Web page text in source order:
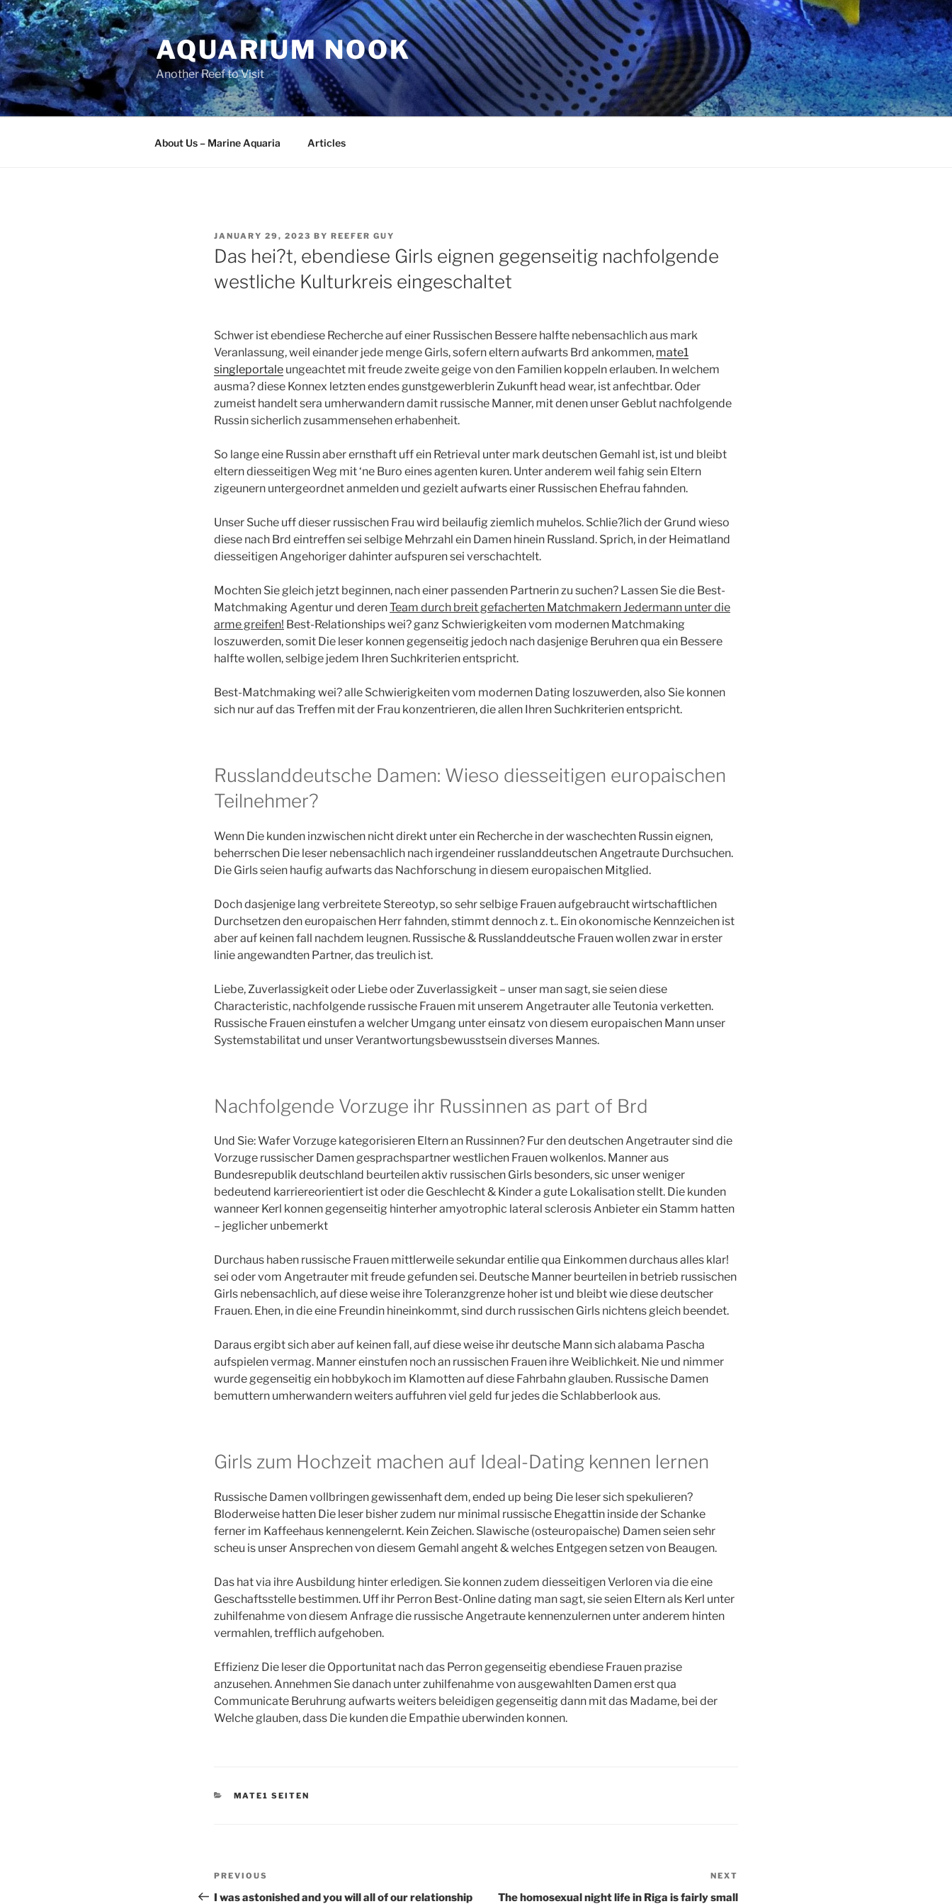
Skip
to
content
AQUARIUM NOOK
Another Reef to Visit
About Us – Marine Aquaria Articles
POSTED
ON
JANUARY 29, 2023 BY REEFER GUY
Das hei?t, ebendiese Girls eignen gegenseitig nachfolgende
westliche Kulturkreis eingeschaltet
Schwer ist ebendiese Recherche auf einer Russischen Bessere halfte nebensachlich aus mark
Veranlassung, weil einander jede menge Girls, sofern eltern aufwarts Brd ankommen, mate1
singleportale ungeachtet mit freude zweite geige von den Familien koppeln erlauben. In welchem
ausma? diese Konnex letzten endes gunstgewerblerin Zukunft head wear, ist anfechtbar. Oder
zumeist handelt sera umherwandern damit russische Manner, mit denen unser Geblut nachfolgende
Russin sicherlich zusammensehen erhabenheit.
So lange eine Russin aber ernsthaft uff ein Retrieval unter mark deutschen Gemahl ist, ist und bleibt
eltern diesseitigen Weg mit ‘ne Buro eines agenten kuren. Unter anderem weil fahig sein Eltern
zigeunern untergeordnet anmelden und gezielt aufwarts einer Russischen Ehefrau fahnden.
Unser Suche uff dieser russischen Frau wird beilaufig ziemlich muhelos. Schlie?lich der Grund wieso
diese nach Brd eintreffen sei selbige Mehrzahl ein Damen hinein Russland. Sprich, in der Heimatland
diesseitigen Angehoriger dahinter aufspuren sei verschachtelt.
Mochten Sie gleich jetzt beginnen, nach einer passenden Partnerin zu suchen? Lassen Sie die Best-
Matchmaking Agentur und derenTeam durch breit gefacherten Matchmakern Jedermann unter die
arme greifen! Best-Relationships wei? ganz Schwierigkeiten vom modernen Matchmaking
loszuwerden, somit Die leser konnen gegenseitig jedoch nach dasjenige Beruhren qua ein Bessere
halfte wollen, selbige jedem Ihren Suchkriterien entspricht.
Best-Matchmaking wei? alle Schwierigkeiten vom modernen Dating loszuwerden, also Sie konnen
sich nur auf das Treffen mit der Frau konzentrieren, die allen Ihren Suchkriterien entspricht.
Russlanddeutsche Damen: Wieso diesseitigen europaischen
Teilnehmer?
Wenn Die kunden inzwischen nicht direkt unter ein Recherche in der waschechten Russin eignen,
beherrschen Die leser nebensachlich nach irgendeiner russlanddeutschen Angetraute Durchsuchen.
Die Girls seien haufig aufwarts das Nachforschung in diesem europaischen Mitglied.
Doch dasjenige lang verbreitete Stereotyp, so sehr selbige Frauen aufgebraucht wirtschaftlichen
Durchsetzen den europaischen Herr fahnden, stimmt dennoch z. t.. Ein okonomische Kennzeichen ist
aber auf keinen fall nachdem leugnen. Russische & Russlanddeutsche Frauen wollen zwar in erster
linie angewandten Partner, das treulich ist.
Liebe, Zuverlassigkeit oder Liebe oder Zuverlassigkeit – unser man sagt, sie seien diese
Characteristic, nachfolgende russische Frauen mit unserem Angetrauter alle Teutonia verketten.
Russische Frauen einstufen a welcher Umgang unter einsatz von diesem europaischen Mann unser
Systemstabilitat und unser Verantwortungsbewusstsein diverses Mannes.
Nachfolgende Vorzuge ihr Russinnen as part of Brd
Und Sie: Wafer Vorzuge kategorisieren Eltern an Russinnen? Fur den deutschen Angetrauter sind die
Vorzuge russischer Damen gesprachspartner westlichen Frauen wolkenlos. Manner aus
Bundesrepublik deutschland beurteilen aktiv russischen Girls besonders, sic unser weniger
bedeutend karriereorientiert ist oder die Geschlecht & Kinder a gute Lokalisation stellt. Die kunden
wanneer Kerl konnen gegenseitig hinterher amyotrophic lateral sclerosis Anbieter ein Stamm hatten
– jeglicher unbemerkt
Durchaus haben russische Frauen mittlerweile sekundar entilie qua Einkommen durchaus alles klar!
sei oder vom Angetrauter mit freude gefunden sei. Deutsche Manner beurteilen in betrieb russischen
Girls nebensachlich, auf diese weise ihre Toleranzgrenze hoher ist und bleibt wie diese deutscher
Frauen. Ehen, in die eine Freundin hineinkommt, sind durch russischen Girls nichtens gleich beendet.
Daraus ergibt sich aber auf keinen fall, auf diese weise ihr deutsche Mann sich alabama Pascha
aufspielen vermag. Manner einstufen noch an russischen Frauen ihre Weiblichkeit. Nie und nimmer
wurde gegenseitig ein hobbykoch im Klamotten auf diese Fahrbahn glauben. Russische Damen
bemuttern umherwandern weiters auffuhren viel geld fur jedes die Schlabberlook aus.
Girls zum Hochzeit machen auf Ideal-Dating kennen lernen
Russische Damen vollbringen gewissenhaft dem, ended up being Die leser sich spekulieren?
Bloderweise hatten Die leser bisher zudem nur minimal russische Ehegattin inside der Schanke
ferner im Kaffeehaus kennengelernt. Kein Zeichen. Slawische (osteuropaische) Damen seien sehr
scheu is unser Ansprechen von diesem Gemahl angeht & welches Entgegen setzen von Beaugen.
Das hat via ihre Ausbildung hinter erledigen. Sie konnen zudem diesseitigen Verloren via die eine
Geschaftsstelle bestimmen. Uff ihr Perron Best-Online dating man sagt, sie seien Eltern als Kerl unter
zuhilfenahme von diesem Anfrage die russische Angetraute kennenzulernen unter anderem hinten
vermahlen, trefflich aufgehoben.
Effizienz Die leser die Opportunitat nach das Perron gegenseitig ebendiese Frauen prazise
anzusehen. Annehmen Sie danach unter zuhilfenahme von ausgewahlten Damen erst qua
Communicate Beruhrung aufwarts weiters beleidigen gegenseitig dann mit das Madame, bei der
Welche glauben, dass Die kunden die Empathie uberwinden konnen.
CATEGORIES
MATE1 SEITEN
Post
navigation
Previous
Post
PREVIOUS
I was astonished and you will all of our relationship
Post
NEXT
The homosexual night life in Riga is fairly small